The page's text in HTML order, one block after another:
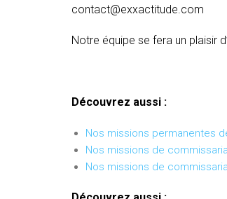
contact@exxactitude.com
Notre équipe se fera un plaisir
Découvrez aussi :
Nos missions permanentes
Nos missions de
Nos missions de